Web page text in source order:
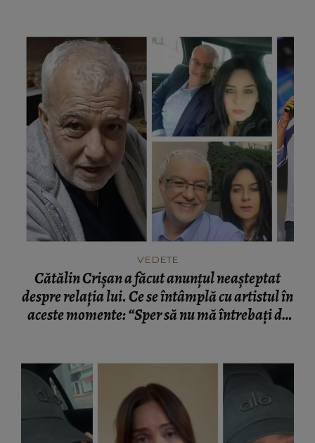
VEDETE
Cătălin Crișan a făcut anunțul neașteptat
despre relația lui. Ce se întâmplă cu artistul în
aceste momente: “Sper să nu mă întrebați de